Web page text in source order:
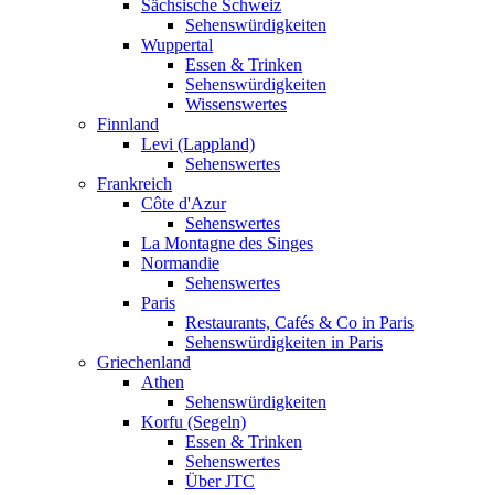
Sächsische Schweiz
Sehenswürdigkeiten
Wuppertal
Essen & Trinken
Sehenswürdigkeiten
Wissenswertes
Finnland
Levi (Lappland)
Sehenswertes
Frankreich
Côte d'Azur
Sehenswertes
La Montagne des Singes
Normandie
Sehenswertes
Paris
Restaurants, Cafés & Co in Paris
Sehenswürdigkeiten in Paris
Griechenland
Athen
Sehenswürdigkeiten
Korfu (Segeln)
Essen & Trinken
Sehenswertes
Über JTC